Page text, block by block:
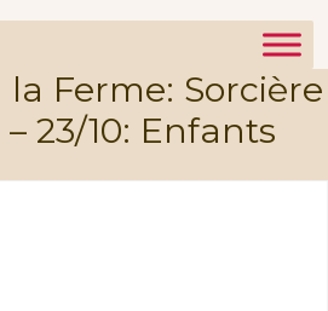
Ferme: Sorcière
23/10: Enfants